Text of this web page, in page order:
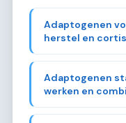
Adaptogenen
herstel en
Adaptogenen
werken en